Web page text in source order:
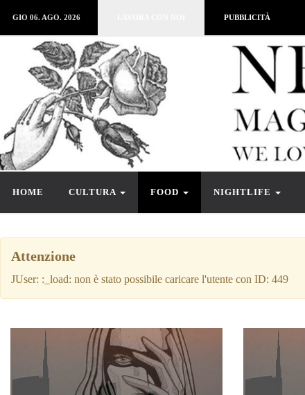
GIO 06. AGO. 2026 PUBBLICITÀ
HOME CULTURA FOOD NIGHTLIFE
Attenzione
JUser: :_load: non è stato possibile caricare l'utente con ID: 449